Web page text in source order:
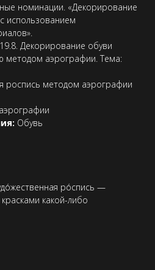
номинации. «Декорирование
использованием
19.8. Декорирование обуви
методом аэрографии. Тема:
роспись методом аэрографии
Обувь
ро́спись —
какой-либо